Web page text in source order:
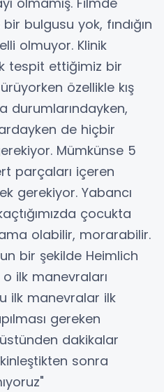
bulgusu yok, fındığın
olmuyor. Klinik
tespit ettiğimiz bir
özellikle kış
durumlarındayken,
de hiçbir
Mümkünse 5
parçaları içeren
gerekiyor. Yabancı
çocukta
olabilir, morarabilir.
bir şekilde Heimlich
ilk manevraları
ilk manevralar ilk
gereken
dakikalar
sonra